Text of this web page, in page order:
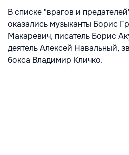
В списке "врагов и
оказались музыканты Борис
Макаревич, писатель Борис
деятель Алексей Навальный,
бокса Владимир Кличко.